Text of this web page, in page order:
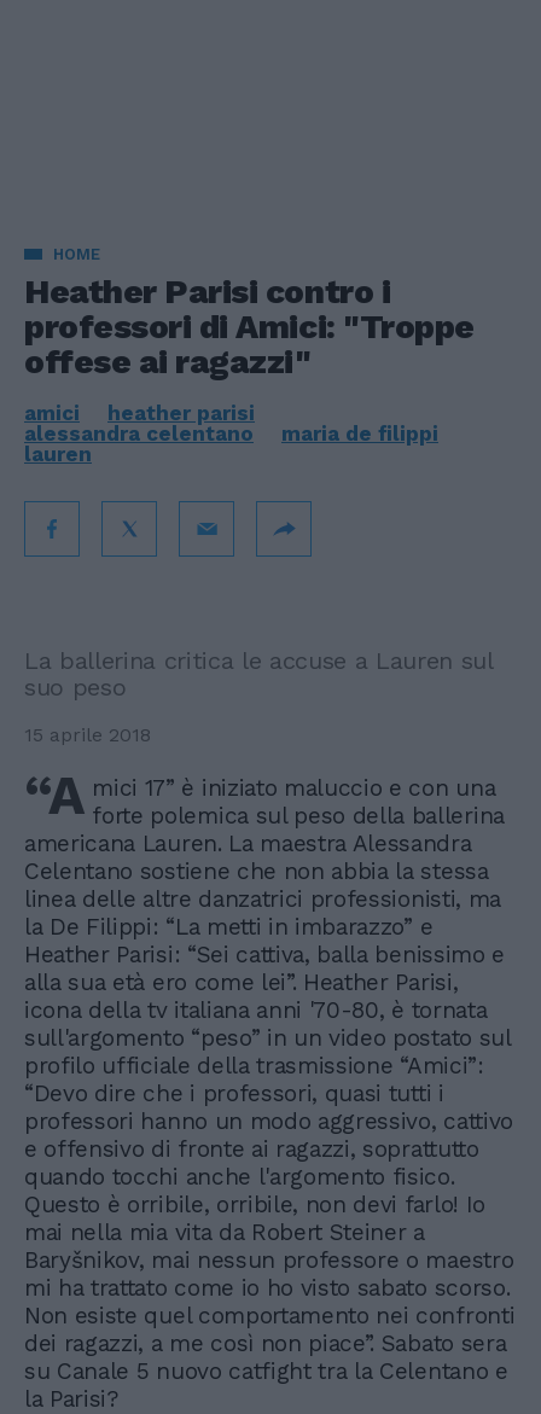
HOME
Heather Parisi contro i
professori di Amici: "Troppe
offese ai ragazzi"
amici
heather parisi
alessandra celentano
maria de filippi
lauren
La ballerina critica le accuse a Lauren sul
suo peso
15 aprile 2018
“A mici 17” è iniziato maluccio e con una
forte polemica sul peso della ballerina
americana Lauren. La maestra Alessandra
Celentano sostiene che non abbia la stessa
linea delle altre danzatrici professionisti, ma
la De Filippi: “La metti in imbarazzo” e
Heather Parisi: “Sei cattiva, balla benissimo e
alla sua età ero come lei”. Heather Parisi,
icona della tv italiana anni '70-80, è tornata
sull'argomento “peso” in un video postato sul
profilo ufficiale della trasmissione “Amici”:
“Devo dire che i professori, quasi tutti i
professori hanno un modo aggressivo, cattivo
e offensivo di fronte ai ragazzi, soprattutto
quando tocchi anche l'argomento fisico.
Questo è orribile, orribile, non devi farlo! Io
mai nella mia vita da Robert Steiner a
Baryšnikov, mai nessun professore o maestro
mi ha trattato come io ho visto sabato scorso.
Non esiste quel comportamento nei confronti
dei ragazzi, a me così non piace”. Sabato sera
su Canale 5 nuovo catfight tra la Celentano e
la Parisi?